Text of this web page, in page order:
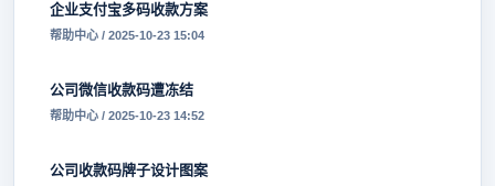
企业支付宝多码收款方案
帮助中心 / 2025-10-23 15:04
公司微信收款码遭冻结
帮助中心 / 2025-10-23 14:52
公司收款码牌子设计图案